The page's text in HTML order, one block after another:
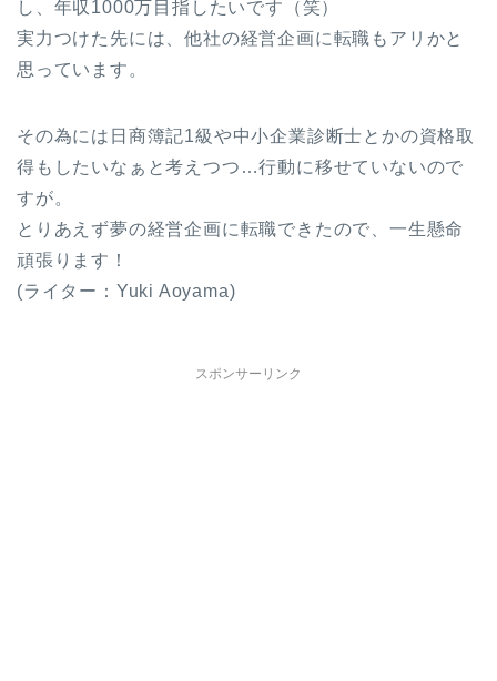
し、年収1000万目指したいです（笑）
実力つけた先には、他社の経営企画に転職もアリかと
思っています。
その為には日商簿記1級や中小企業診断士とかの資格取
得もしたいなぁと考えつつ…行動に移せていないので
すが。
とりあえず夢の経営企画に転職できたので、一生懸命
頑張ります！
(ライター：Yuki Aoyama)
スポンサーリンク